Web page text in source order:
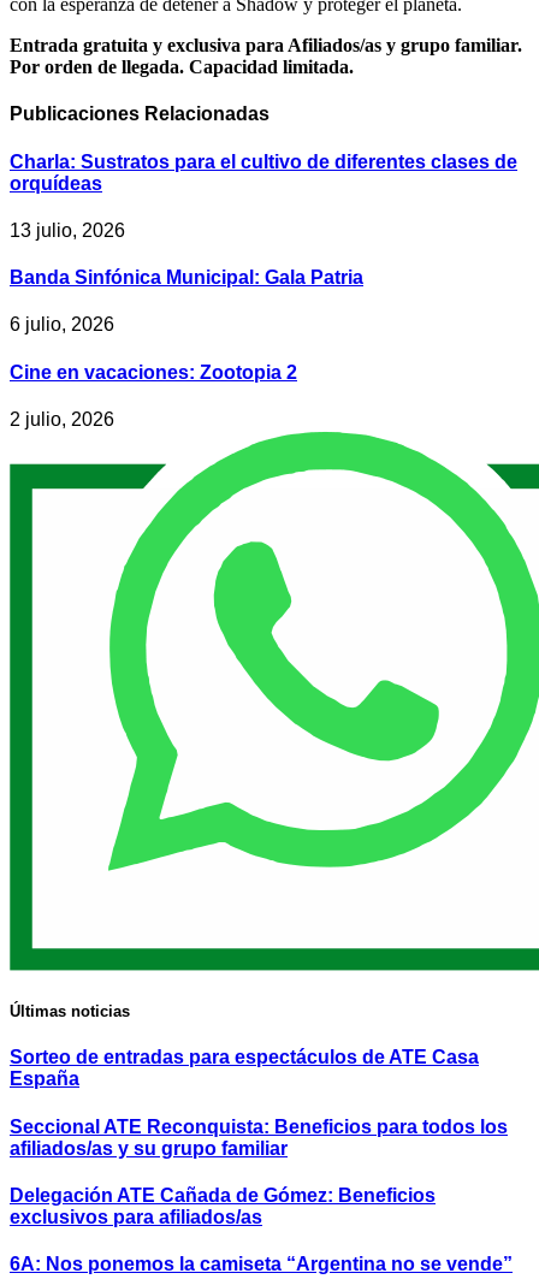
con la esperanza de detener a Shadow y proteger el planeta.
Entrada gratuita y exclusiva para Afiliados/as y grupo familiar.
Por orden de llegada. Capacidad limitada.
Publicaciones Relacionadas
Charla: Sustratos para el cultivo de diferentes clases de
orquídeas
13 julio, 2026
Banda Sinfónica Municipal: Gala Patria
6 julio, 2026
Cine en vacaciones: Zootopia 2
2 julio, 2026
Últimas noticias
Sorteo de entradas para espectáculos de ATE Casa
España
Seccional ATE Reconquista: Beneficios para todos los
afiliados/as y su grupo familiar
Delegación ATE Cañada de Gómez: Beneficios
exclusivos para afiliados/as
6A: Nos ponemos la camiseta “Argentina no se vende”